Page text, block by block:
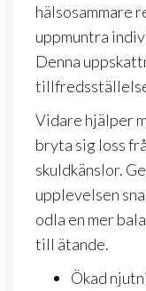
hälsosammare
uppmuntra
Denna
Vidare hjälper
bryta sig loss
skuldkänslor.
upplevelsen
odla en mer
till ätande.
Ökad